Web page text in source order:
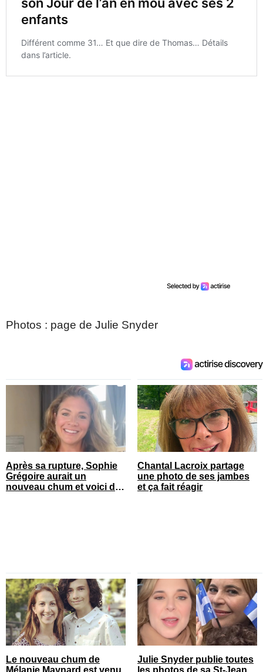
Photos : page de Julie Snyder
Après sa rupture, Sophie
Grégoire aurait un
nouveau chum et voici de
Chantal Lacroix partage
une photo de ses jambes
et ça fait réagir
Le nouveau chum de
Julie Snyder publie toutes